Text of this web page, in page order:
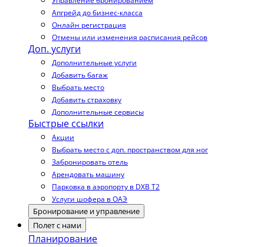
Апгрейд до бизнес-класса
Онлайн регистрация
Отмены или изменения расписания рейсов
Доп. услуги
Дополнительные услуги
Добавить багаж
Выбрать место
Добавить страховку
Дополнительные сервисы
Быстрые ссылки
Акции
Выбрать место с доп. пространством для ног
Забронировать отель
Арендовать машину
Парковка в аэропорту в DXB T2
Услуги шофера в ОАЭ
Бронирование и управление
Полет с нами
Планирование